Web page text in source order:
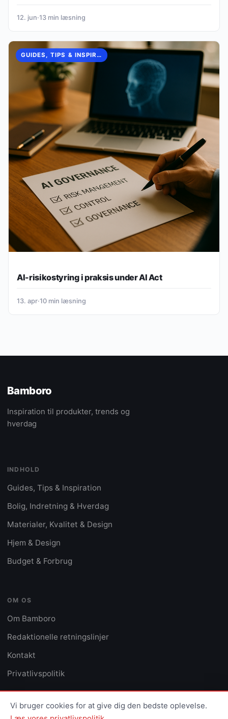
12. jun·13 min læsning
GUIDES, TIPS & INSPIRATION
AI-risikostyring i praksis under AI Act
13. apr·10 min læsning
Bamboro
Inspiration til produkter, trends og
hverdag
INDHOLD
Guides, Tips & Inspiration
Bolig, Indretning & Hverdag
Materialer, Kvalitet & Design
Hjem & Design
Budget & Forbrug
OM OS
Om Bamboro
Redaktionelle retningslinjer
Kontakt
Privatlivspolitik
Vi bruger cookies for at give dig den bedste oplevelse.